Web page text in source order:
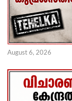
August 6, 2026